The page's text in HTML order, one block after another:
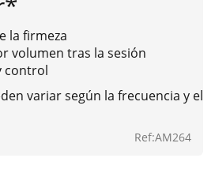
la firmeza
volumen tras la sesión
control
variar según la frecuencia y el
Ref:AM264